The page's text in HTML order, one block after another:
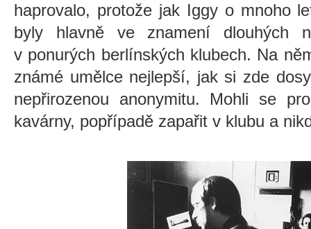
haprovalo, protože jak Iggy o mnoho
byly hlavně ve znamení dlouhých
v ponurých berlínských klubech. Na
známé umělce nejlepší, jak si zde
nepřirozenou anonymitu. Mohli se
kavárny, popřípadě zapařit v klubu a